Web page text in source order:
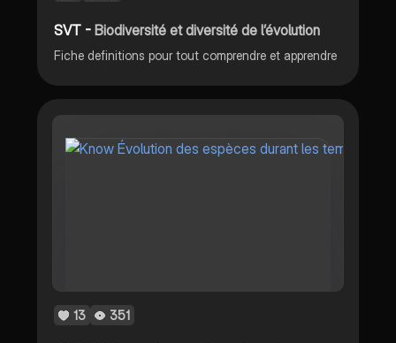
SVT -Biodiversité et diversité de l’évolution
Fiche definitions pour tout comprendre et apprendre
13 351